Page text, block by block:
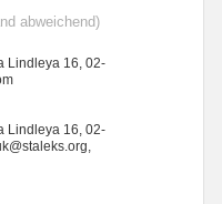
abweichend)
Lindleya 16, 02-
Lindleya 16, 02-